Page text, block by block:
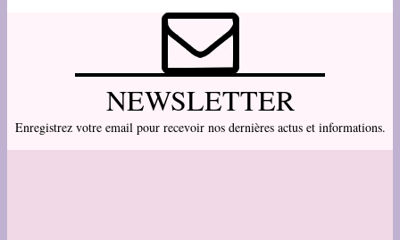
NEWSLETTER
Enregistrez votre email pour recevoir nos dernières actus et informations.